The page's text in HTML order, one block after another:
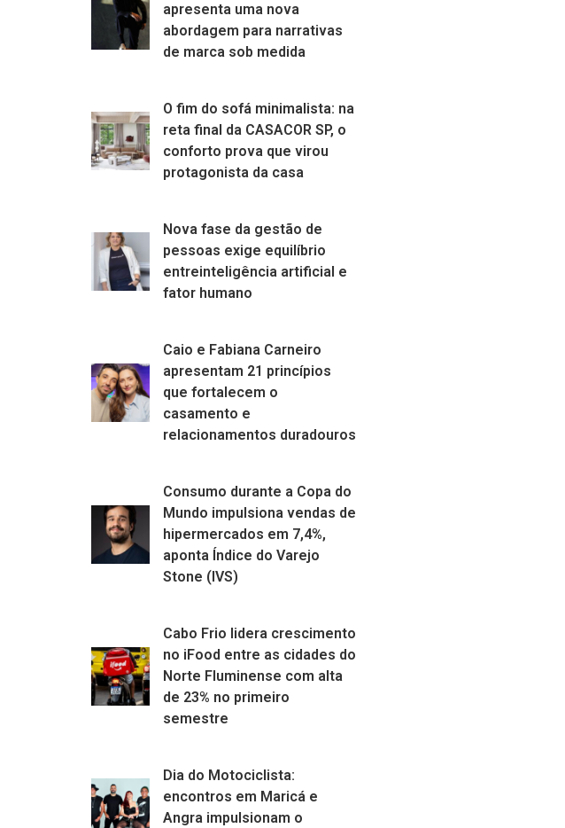
apresenta uma nova
abordagem para narrativas
de marca sob medida
O fim do sofá minimalista: na
reta final da CASACOR SP, o
conforto prova que virou
protagonista da casa
Nova fase da gestão de
pessoas exige equilíbrio
entreinteligência artificial e
fator humano
Caio e Fabiana Carneiro
apresentam 21 princípios
que fortalecem o
casamento e
relacionamentos duradouros
Consumo durante a Copa do
Mundo impulsiona vendas de
hipermercados em 7,4%,
aponta Índice do Varejo
Stone (IVS)
Cabo Frio lidera crescimento
no iFood entre as cidades do
Norte Fluminense com alta
de 23% no primeiro
semestre
Dia do Motociclista:
encontros em Maricá e
Angra impulsionam o